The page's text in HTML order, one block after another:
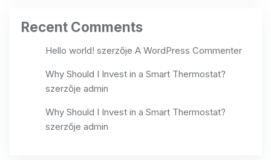
Recent Comments
Hello world! szerzője A WordPress Commenter
Why Should I Invest in a Smart Thermostat?
szerzője admin
Why Should I Invest in a Smart Thermostat?
szerzője admin